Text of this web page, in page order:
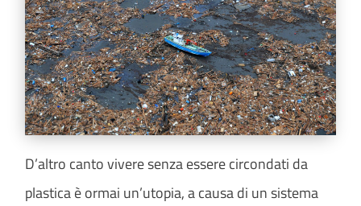
D’altro canto vivere senza essere circondati da
plastica è ormai un’utopia, a causa di un sistema